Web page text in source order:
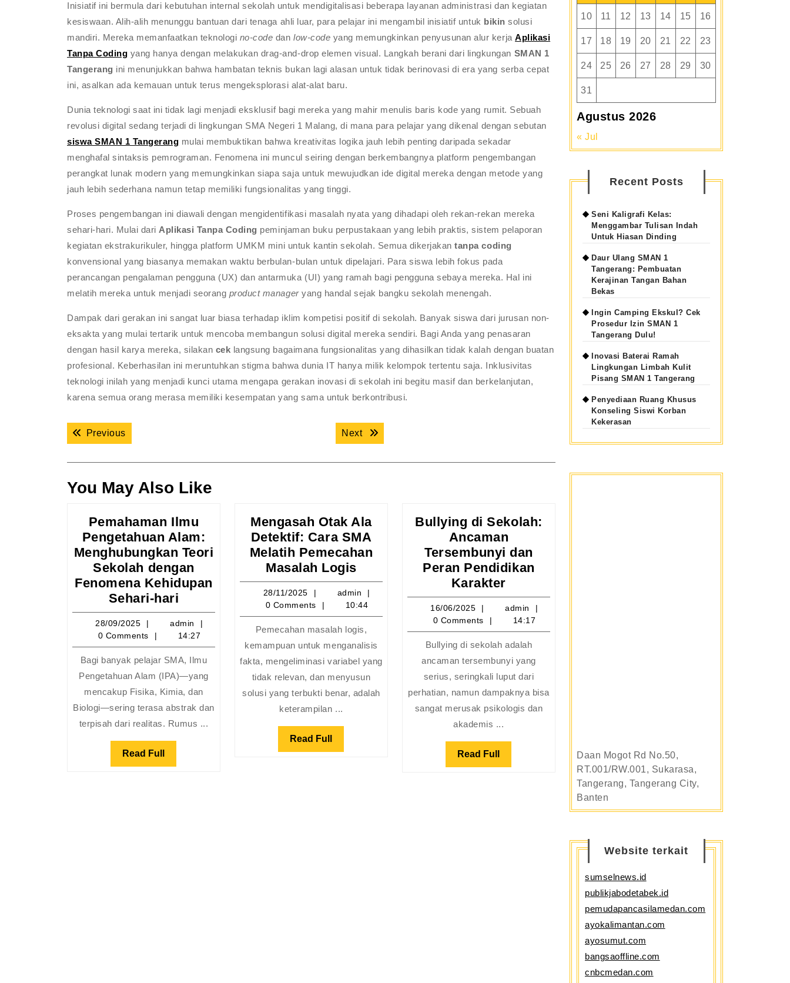
Inisiatif ini bermula dari kebutuhan internal sekolah untuk mendigitalisasi beberapa layanan administrasi dan kegiatan
kesiswaan. Alih-alih menunggu bantuan dari tenaga ahli luar, para pelajar ini mengambil inisiatif untuk bikin solusi
mandiri. Mereka memanfaatkan teknologi no-code danlow-code yang memungkinkan penyusunan alur kerjaAplikasi
Tanpa Coding yang hanya dengan melakukan drag-and-drop elemen visual. Langkah berani dari lingkungan SMAN 1
Tangerang ini menunjukkan bahwa hambatan teknis bukan lagi alasan untuk tidak berinovasi di era yang serba cepat
ini, asalkan ada kemauan untuk terus mengeksplorasi alat-alat baru.
Dunia teknologi saat ini tidak lagi menjadi eksklusif bagi mereka yang mahir menulis baris kode yang rumit. Sebuah
revolusi digital sedang terjadi di lingkungan SMA Negeri 1 Malang, di mana para pelajar yang dikenal dengan sebutan
siswa SMAN 1 Tangerang mulai membuktikan bahwa kreativitas logika jauh lebih penting daripada sekadar
menghafal sintaksis pemrograman. Fenomena ini muncul seiring dengan berkembangnya platform pengembangan
perangkat lunak modern yang memungkinkan siapa saja untuk mewujudkan ide digital mereka dengan metode yang
jauh lebih sederhana namun tetap memiliki fungsionalitas yang tinggi.
Proses pengembangan ini diawali dengan mengidentifikasi masalah nyata yang dihadapi oleh rekan-rekan mereka
sehari-hari. Mulai dari Aplikasi Tanpa Coding peminjaman buku perpustakaan yang lebih praktis, sistem pelaporan
kegiatan ekstrakurikuler, hingga platform UMKM mini untuk kantin sekolah. Semua dikerjakantanpa coding
konvensional yang biasanya memakan waktu berbulan-bulan untuk dipelajari. Para siswa lebih fokus pada
perancangan pengalaman pengguna (UX) dan antarmuka (UI) yang ramah bagi pengguna sebaya mereka. Hal ini
melatih mereka untuk menjadi seorang product manageryang handal sejak bangku sekolah menengah.
Dampak dari gerakan ini sangat luar biasa terhadap iklim kompetisi positif di sekolah. Banyak siswa dari jurusan non-
eksakta yang mulai tertarik untuk mencoba membangun solusi digital mereka sendiri. Bagi Anda yang penasaran
dengan hasil karya mereka, silakan cek langsung bagaimana fungsionalitas yang dihasilkan tidak kalah dengan buatan
profesional. Keberhasilan ini meruntuhkan stigma bahwa dunia IT hanya milik kelompok tertentu saja. Inklusivitas
teknologi inilah yang menjadi kunci utama mengapa gerakan inovasi di sekolah ini begitu masif dan berkelanjutan,
karena semua orang merasa memiliki kesempatan yang sama untuk berkontribusi.
Navigasi
pos
PreviousPrevious post: Next Next post:
You May Also Like
Pemahaman Ilmu
Pengetahuan Alam:
Menghubungkan Teori
Sekolah dengan
Fenomena Kehidupan
Sehari-hari
Ilmu
Pengetahuan
Alam:
Menghubungkan
Teori
Sekolah
dengan
Fenomena
28/09/2025 28/09/2025
admin
0 Comments
14:27
Bagi banyak pelajar SMA, Ilmu
Pengetahuan Alam (IPA)—yang
mencakup Fisika, Kimia, dan
Biologi—sering terasa abstrak dan
terpisah dari realitas. Rumus ...
Read Full Read
Full
Mengasah Otak Ala
Detektif: Cara SMA
Melatih Pemecahan
Masalah LogisMengasah
Otak
Ala
Detektif:
Cara
SMA
Melatih
Pemecahan
Masalah
28/11/2025 28/11/2025
admin
0 Comments
10:44
Pemecahan masalah logis,
kemampuan untuk menganalisis
fakta, mengeliminasi variabel yang
tidak relevan, dan menyusun
solusi yang terbukti benar, adalah
keterampilan ...
Read Full Read
Full
Bullying di Sekolah:
Ancaman
Tersembunyi dan
Peran Pendidikan
Karakter
di
Sekolah:
Ancaman
Tersembunyi
dan
Peran
Pendidikan
Karakter
16/06/2025 16/06/2025
admin
0 Comments
14:17
Bullying di sekolah adalah
ancaman tersembunyi yang
serius, seringkali luput dari
perhatian, namun dampaknya bisa
sangat merusak psikologis dan
akademis ...
Read Full Read
Full
Agustus 2026
10 11 12 13 14 15 16
17 18 19 20 21 22 23
24 25 26 27 28 29 30
31
« Jul
Recent Posts
Seni Kaligrafi Kelas:
Menggambar Tulisan Indah
Untuk Hiasan Dinding
Daur Ulang SMAN 1
Tangerang: Pembuatan
Kerajinan Tangan Bahan
Bekas
Ingin Camping Ekskul? Cek
Prosedur Izin SMAN 1
Tangerang Dulu!
Inovasi Baterai Ramah
Lingkungan Limbah Kulit
Pisang SMAN 1 Tangerang
Penyediaan Ruang Khusus
Konseling Siswi Korban
Kekerasan
Daan Mogot Rd No.50,
RT.001/RW.001, Sukarasa,
Tangerang, Tangerang City,
Banten
Website terkait
sumselnews.id
publikjabodetabek.id
pemudapancasilamedan.com
ayokalimantan.com
ayosumut.com
bangsaoffline.com
cnbcmedan.com